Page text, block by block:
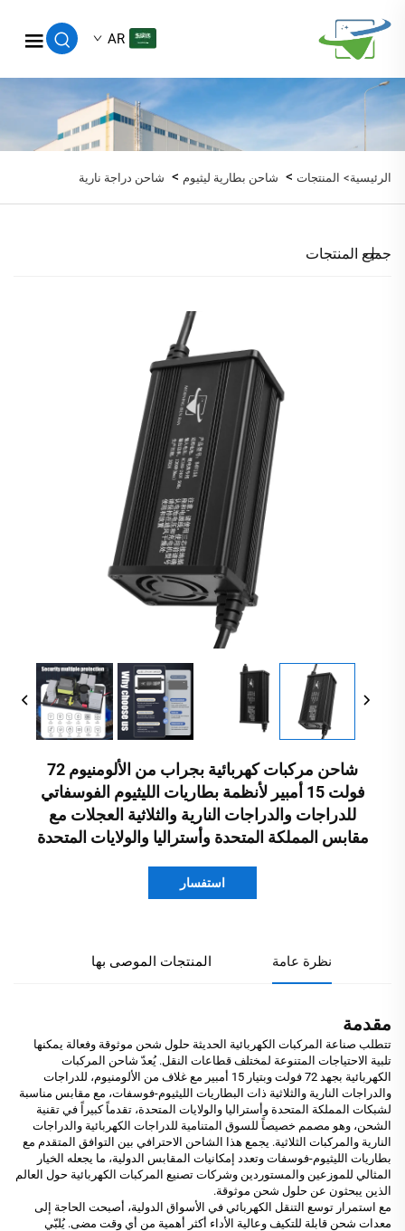
AR
الرئيسية> المنتجات > شاحن بطارية ليثيوم > شاحن دراجة نارية
جميع المنتجات
شاحن مركبات كهربائية بجراب من الألومنيوم 72
فولت 15 أمبير لأنظمة بطاريات الليثيوم الفوسفاتي
للدراجات والدراجات النارية والثلاثية العجلات مع
مقابس المملكة المتحدة وأستراليا والولايات المتحدة
استفسار
نظرة عامة المنتجات الموصى بها
مقدمة
تتطلب صناعة المركبات الكهربائية الحديثة حلول شحن موثوقة وفعالة يمكنها
تلبية الاحتياجات المتنوعة لمختلف قطاعات النقل. يُعدّ شاحن المركبات
الكهربائية بجهد 72 فولت وبتيار 15 أمبير مع غلاف من الألومنيوم، للدراجات
والدراجات النارية والثلاثية ذات البطاريات الليثيوم-فوسفات، مع مقابس مناسبة
لشبكات المملكة المتحدة وأستراليا والولايات المتحدة، تقدماً كبيراً في تقنية
الشحن، وهو مصمم خصيصاً للسوق المتنامية للدراجات الكهربائية والدراجات
النارية والمركبات الثلاثية. يجمع هذا الشاحن الاحترافي بين التوافق المتقدم مع
بطاريات الليثيوم-فوسفات وتعدد إمكانيات المقابس الدولية، ما يجعله الخيار
المثالي للموزعين والمستوردين وشركات تصنيع المركبات الكهربائية حول العالم
الذين يبحثون عن حلول شحن موثوقة.
مع استمرار توسع التنقل الكهربائي في الأسواق الدولية، أصبحت الحاجة إلى
معدات شحن قابلة للتكيف وعالية الأداء أكثر أهمية من أي وقت مضى. يُلبّي